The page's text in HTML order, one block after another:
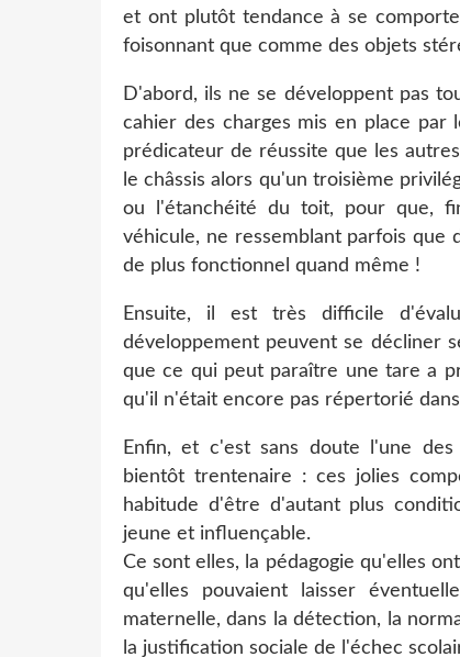
et ont plutôt tendance à se
foisonnant que comme des objets
D'abord, ils ne se développent pas
cahier des charges mis en place
prédicateur de réussite que les
le châssis alors qu'un troisième
ou l'étanchéité du toit, pour que,
véhicule, ne ressemblant parfois que
de plus fonctionnel quand même !
Ensuite, il est très difficile
développement peuvent se décliner
que ce qui peut paraître une tare a
qu'il n'était encore pas répertorié
Enfin, et c'est sans doute l'une des
bientôt trentenaire : ces jolies
habitude d'être d'autant plus
jeune et influençable.
Ce sont elles, la pédagogie qu'elles
qu'elles pouvaient laisser
maternelle, dans la détection, la
la justification sociale de l'échec